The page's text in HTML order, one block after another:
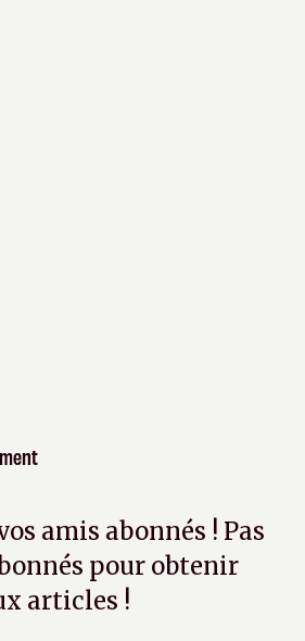
amis abonnés ! Pas
pour obtenir
articles !